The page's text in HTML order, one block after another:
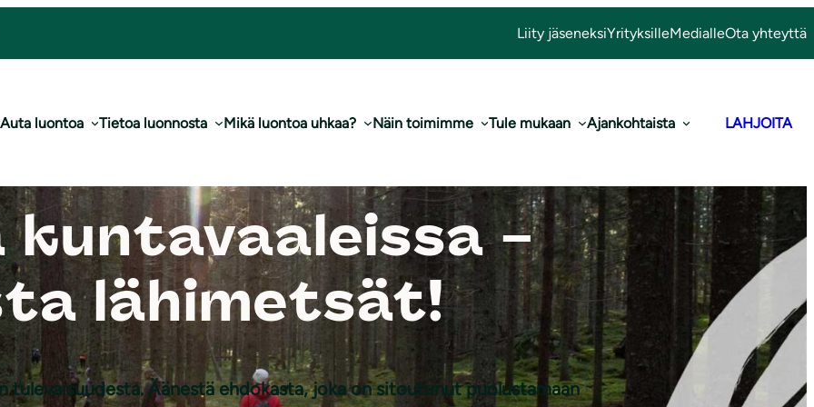
Liity jäseneksiYrityksilleMedialleOta yhteyttä
Auta luontoa Tietoa luonnosta Mikä luontoa uhkaa? Näin toimimme Tule mukaan Ajankohtaista LAHJOITA
kuntavaaleissa –
lähimetsät!
tulevaisuudesta. Äänestä ehdokasta, joka on sitoutunut puolustamaan
Kuva: Aino
Huotari